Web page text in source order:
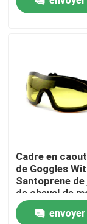
Au sujet de
Visite d'usine
Contactez-
Nouvelles
Cadre en
de Goggles
Santoprene
de cheval de